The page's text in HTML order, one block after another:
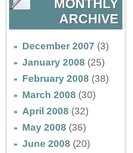
MONTHLY
ARCHIVE
December 2007 (3)
January 2008 (25)
February 2008 (38)
March 2008 (30)
April 2008 (32)
May 2008 (36)
June 2008 (20)